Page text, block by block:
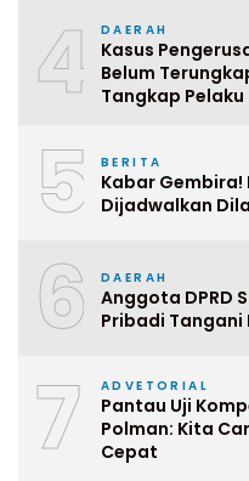
4 DAERAH
Kasus
Belum
Tangkap Pelaku
5 BERITA
Kabar Gembira!
Dijadwalkan
6 DAERAH
Anggota DPRD
Pribadi
7 ADVETORIAL
Pantau Uji
Polman: Kita
Cepat